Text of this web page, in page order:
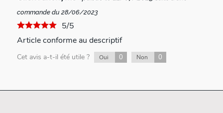
commande du 28/06/2023
5/5
Article conforme au descriptif
Cet avis a-t-il été utile ? Oui 0 Non 0